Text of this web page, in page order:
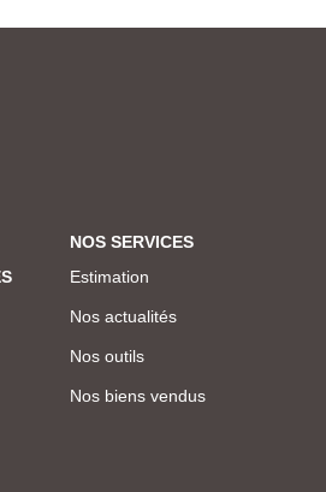
NOS SERVICES
Estimation
Nos actualités
Nos outils
Nos biens vendus